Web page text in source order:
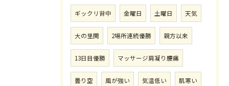
ギックリ背中 金曜日 土曜日 天気
大の里関 2場所連続優勝 親方以来
13日目優勝 マッサージ肩凝り腰痛
曇り空 風が強い 気温低い 肌寒い